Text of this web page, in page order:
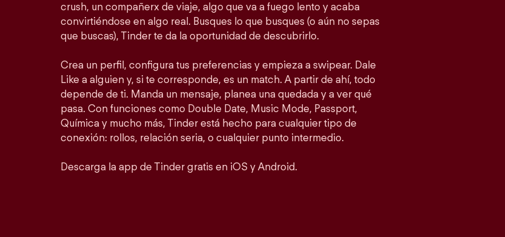
crush, un compañerx de viaje, algo que va a fuego lento y acaba
convirtiéndose en algo real. Busques lo que busques (o aún no sepas
que buscas), Tinder te da la oportunidad de descubrirlo.
Crea un perfil, configura tus preferencias y empieza a swipear. Dale
Like a alguien y, si te corresponde, es un match. A partir de ahí, todo
depende de ti. Manda un mensaje, planea una quedada y a ver qué
pasa. Con funciones como Double Date, Music Mode, Passport,
Química y mucho más, Tinder está hecho para cualquier tipo de
conexión: rollos, relación seria, o cualquier punto intermedio.
Descarga la app de Tinder gratis en iOS y Android.